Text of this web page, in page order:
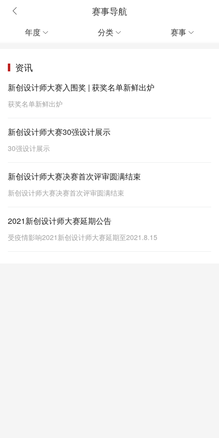
赛事导航
年度  分类  赛事 
资讯
新创设计师大赛入围奖 | 获奖名单新鲜出炉
获奖名单新鲜出炉
新创设计师大赛30强设计展示
30强设计展示
新创设计师大赛决赛首次评审圆满结束
新创设计师大赛决赛首次评审圆满结束
2021新创设计师大赛延期公告
受疫情影响2021新创设计师大赛延期至2021.8.15